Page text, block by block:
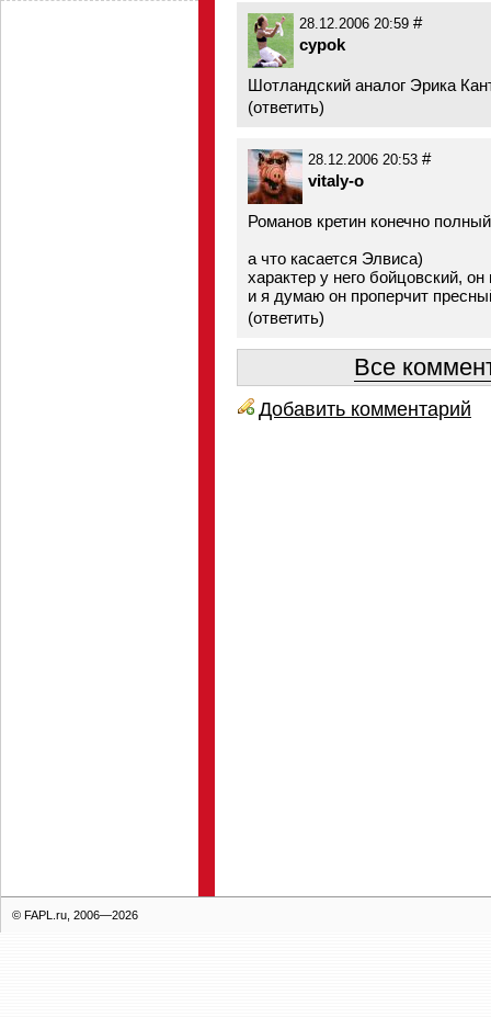
28.12.2006 20:59 #
cypok
Шотландский аналог Эрика
(ответить)
28.12.2006 20:53 #
vitaly-o
Романов кретин конечно полный
а что касается Элвиса)
характер у него бойцовский,
и я думаю он проперчит
(ответить)
Все
Добавить комментарий
© FAPL.ru, 2006—2026